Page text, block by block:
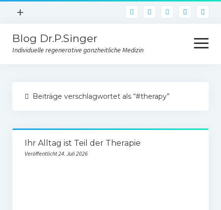
Menü
+
Facebook
Blog Dr.P.Singer
Individuelle regenerative ganzheitliche Medizin
Menü
öffnen
Über uns
Beiträge verschlagwortet als “#therapy”
Ihr Alltag ist Teil der Therapie
Veröffentlicht 24. Juli 2026